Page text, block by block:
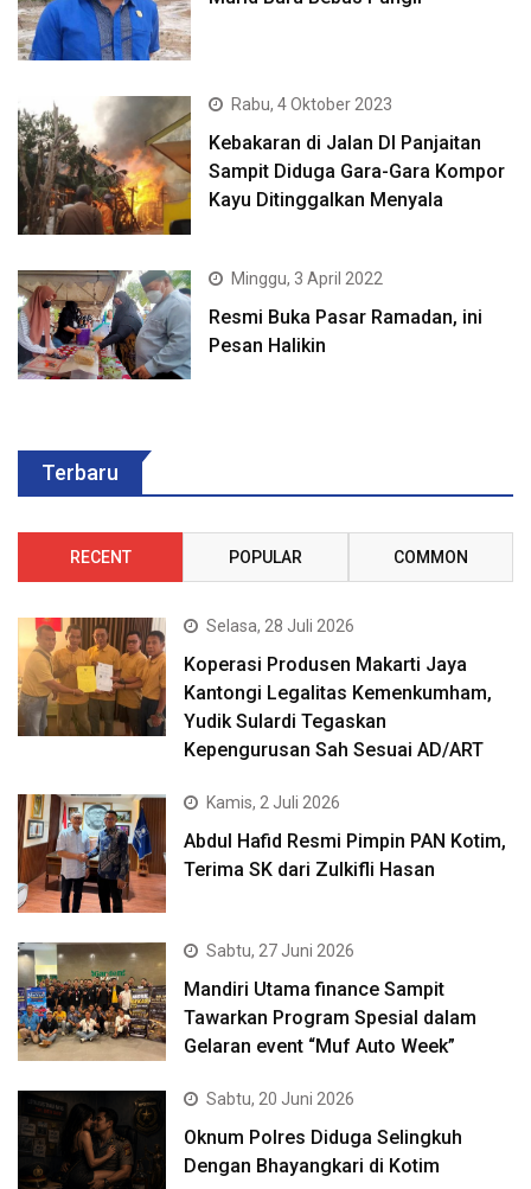
Rabu, 4 Oktober 2023
Kebakaran di Jalan DI Panjaitan
Sampit Diduga Gara-Gara Kompor
Kayu Ditinggalkan Menyala
Minggu, 3 April 2022
Resmi Buka Pasar Ramadan, ini
Pesan Halikin
Terbaru
RECENT POPULAR COMMON
Selasa, 28 Juli 2026
Koperasi Produsen Makarti Jaya
Kantongi Legalitas Kemenkumham,
Yudik Sulardi Tegaskan
Kepengurusan Sah Sesuai AD/ART
Kamis, 2 Juli 2026
Abdul Hafid Resmi Pimpin PAN Kotim,
Terima SK dari Zulkifli Hasan
Sabtu, 27 Juni 2026
Mandiri Utama finance Sampit
Tawarkan Program Spesial dalam
Gelaran event “Muf Auto Week”
Sabtu, 20 Juni 2026
Oknum Polres Diduga Selingkuh
Dengan Bhayangkari di Kotim